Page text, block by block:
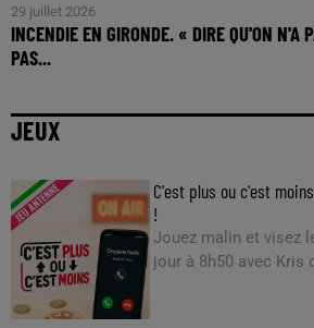
29 juillet 2026
INCENDIE EN GIRONDE. « DIRE QU'ON N'A
PAS...
JEUX
C'est plus ou c'est
!
Jouez malin et visez
jour à 8h50 avec Kris